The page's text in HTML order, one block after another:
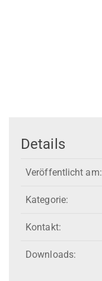
Details
Veröffentlicht am:
Kategorie:
Kontakt:
Downloads: